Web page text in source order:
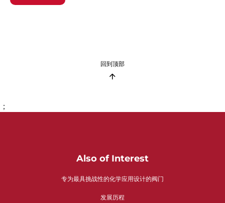
回到顶部
；
Also of Interest
专为最具挑战性的化学应用设计的阀门
发展历程